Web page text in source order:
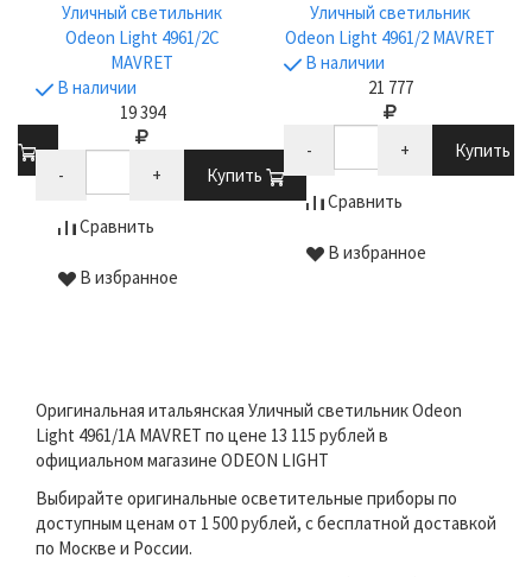
Уличный светильник
Odeon Light 4961/2C
MAVRET
В наличии
19 394
- + Купить
Сравнить
В избранное
Уличный светильник
Odeon Light 4961/2 MAVRET
В наличии
21 777
- + Купить
Сравнить
В избранное
Оригинальная итальянская Уличный светильник Odeon
Light 4961/1A MAVRET по цене 13 115 рублей в
официальном магазине ODEON LIGHT
Выбирайте оригинальные осветительные приборы по
доступным ценам от 1 500 рублей, с бесплатной доставкой
по Москве и России.